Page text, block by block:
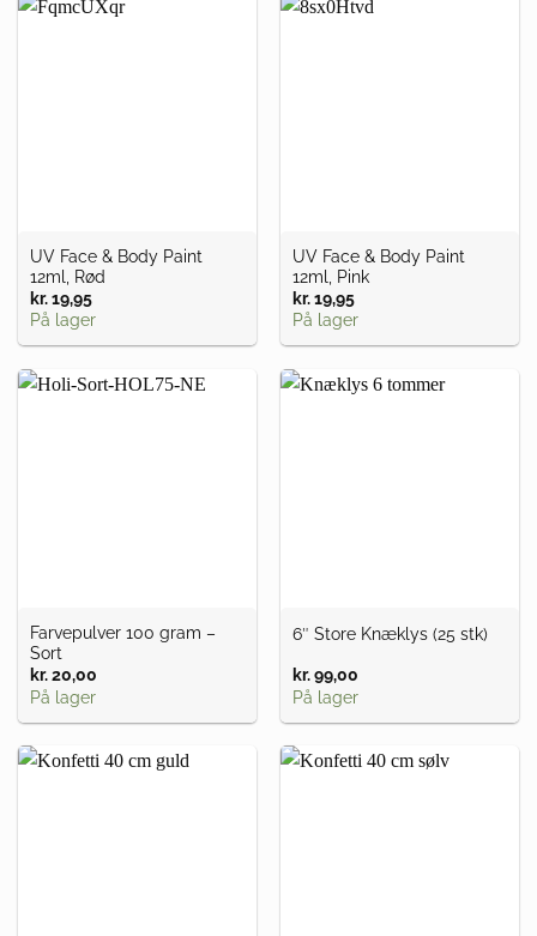
UV Face & Body Paint
12ml, Rød
kr.19,95
På lager
UV Face & Body Paint
12ml, Pink
kr.19,95
På lager
Farvepulver 100 gram –
Sort
kr.20,00
På lager
6″ Store Knæklys (25 stk)
kr.99,00
På lager